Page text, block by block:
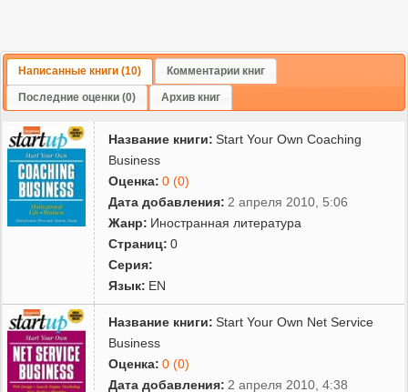
Написанные книги (10) Комментарии книг
Последние оценки (0) Архив книг
Название книги: Start Your Own Coaching
Business
Оценка: 0 (0)
Дата добавления: 2 апреля 2010, 5:06
Жанр: Иностранная литература
Страниц: 0
Серия:
Язык: EN
Название книги: Start Your Own Net Service
Business
Оценка: 0 (0)
Дата добавления: 2 апреля 2010, 4:38